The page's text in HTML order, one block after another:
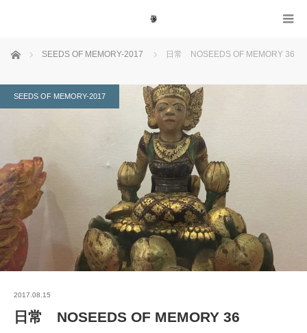
ホーム SEEDS OF MEMORY-2017 日常 NOSEEDS OF MEMORY 36
SEEDS OF MEMORY-2017
2017.08.15
日常 NOSEEDS OF MEMORY 36